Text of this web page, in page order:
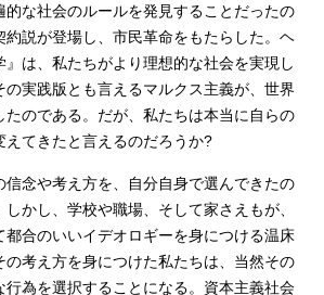
的な社会のルールを発見することだったの
約説が登場し、市民革命をもたらした。ヘ
』は、私たちがより理想的な社会を実現し
の実践版とも言えるマルクス主義が、世界
たのである。だが、私たちは本当に自らの
えてきたと言えるのだろうか?
信念や考え方を、自分自身で選んできたの
かし、学校や職場、そして家さえもが、
都合のいいイデオロギーを身につける温床
の考え方を身につけた私たちは、当然その
行為を選択することになる。資本主義社会